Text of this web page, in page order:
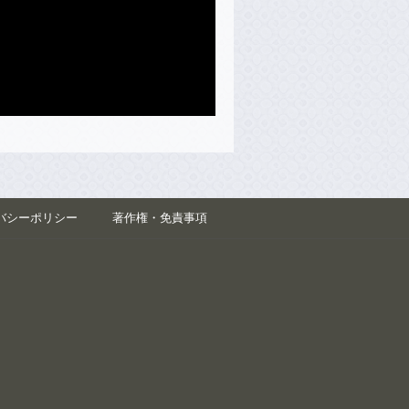
シーポリシー 著作権・免責事項